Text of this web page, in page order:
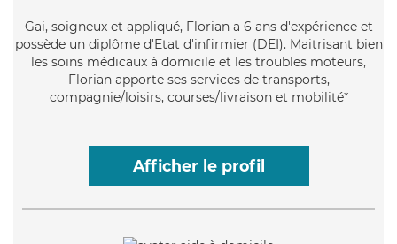
Gai, soigneux et appliqué, Florian a 6 ans d'expérience et
possède un diplôme d'Etat d'infirmier (DEI). Maitrisant bien
les soins médicaux à domicile et les troubles moteurs,
Florian apporte ses services de transports,
compagnie/loisirs, courses/livraison et mobilité*
Afficher le profil